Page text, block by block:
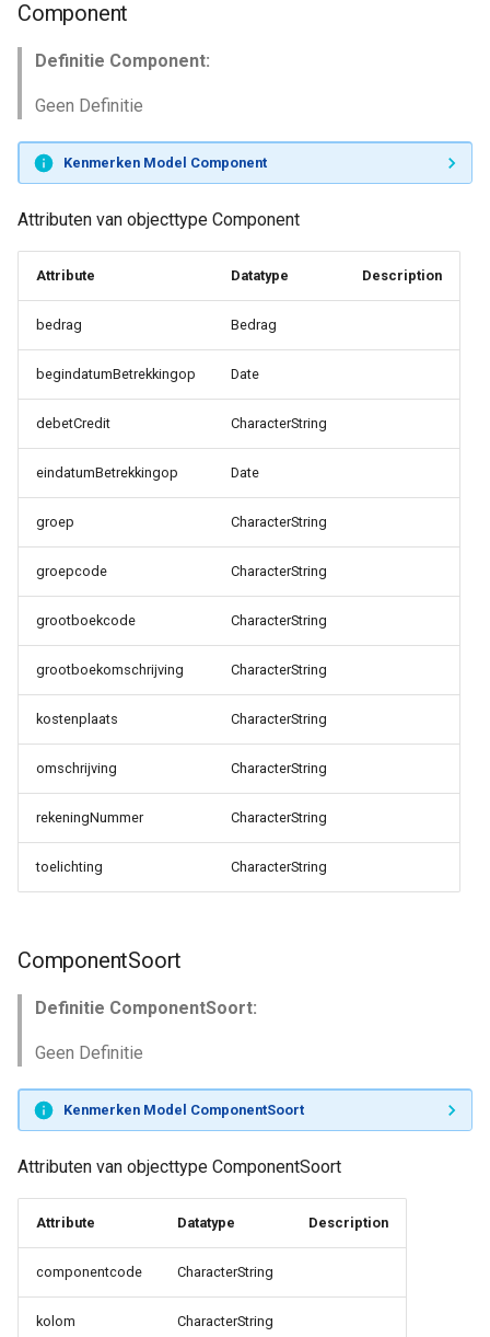
Component
Definitie Component:
Geen Definitie
Kenmerken Model Component
Attributen van objecttype Component
Attribute Datatype Description
bedrag Bedrag
begindatumBetrekkingop Date
debetCredit CharacterString
eindatumBetrekkingop Date
groep CharacterString
groepcode CharacterString
grootboekcode CharacterString
grootboekomschrijving CharacterString
kostenplaats CharacterString
omschrijving CharacterString
rekeningNummer CharacterString
toelichting CharacterString
ComponentSoort
Definitie ComponentSoort:
Geen Definitie
Kenmerken Model ComponentSoort
Attributen van objecttype ComponentSoort
Attribute Datatype Description
componentcode CharacterString
kolom CharacterString